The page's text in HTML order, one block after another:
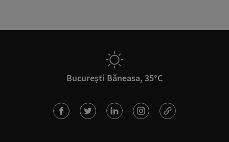
București Băneasa, 35°C